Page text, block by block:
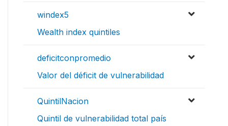
windex5
Wealth index quintiles
deficitconpromedio
Valor del déficit de vulnerabilidad
QuintilNacion
Quintil de vulnerabilidad total país